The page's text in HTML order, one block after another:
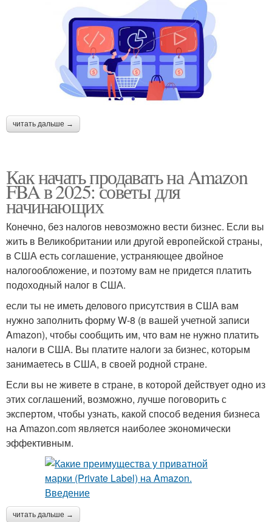
читать дальше →
Как начать продавать на Amazon
FBA в 2025: советы для
начинающих
Конечно, без налогов невозможно вести бизнес. Если вы
жить в Великобритании или другой европейской страны,
в США есть соглашение, устраняющее двойное
налогообложение, и поэтому вам не придется платить
подоходный налог в США.
если ты не иметь делового присутствия в США вам
нужно заполнить форму W-8 (в вашей учетной записи
Amazon), чтобы сообщить им, что вам не нужно платить
налоги в США. Вы платите налоги за бизнес, которым
занимаетесь в США, в своей родной стране.
Если вы не живете в стране, в которой действует одно из
этих соглашений, возможно, лучше поговорить с
экспертом, чтобы узнать, какой способ ведения бизнеса
на Amazon.com является наиболее экономически
эффективным.
читать дальше →